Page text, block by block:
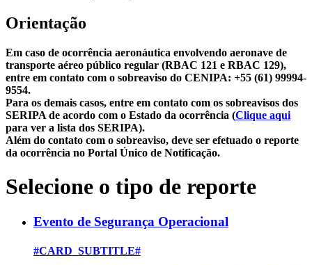
Orientação
Em caso de ocorrência aeronáutica envolvendo aeronave de
transporte aéreo público regular (RBAC 121 e RBAC 129),
entre em contato com o sobreaviso do CENIPA: +55 (61) 99994-
9554.
Para os demais casos, entre em contato com os sobreavisos dos
SERIPA de acordo com o Estado da ocorrência (Clique aqui
para ver a lista dos SERIPA).
Além do contato com o sobreaviso, deve ser efetuado o reporte
da ocorrência no Portal Único de Notificação.
Selecione o tipo de reporte
Evento de Segurança Operacional
#CARD_SUBTITLE#